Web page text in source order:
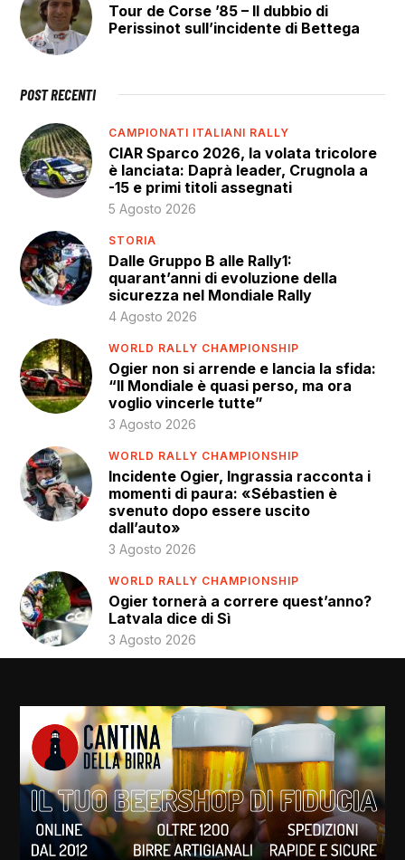
Tour de Corse ’85 – Il dubbio di
Perissinot sull’incidente di Bettega
POST RECENTI
CAMPIONATI ITALIANI RALLY
CIAR Sparco 2026, la volata tricolore
è lanciata: Daprà leader, Crugnola a
-15 e primi titoli assegnati
5 Agosto 2026
STORIA
Dalle Gruppo B alle Rally1:
quarant’anni di evoluzione della
sicurezza nel Mondiale Rally
4 Agosto 2026
WORLD RALLY CHAMPIONSHIP
Ogier non si arrende e lancia la sfida:
“Il Mondiale è quasi perso, ma ora
voglio vincerle tutte”
3 Agosto 2026
WORLD RALLY CHAMPIONSHIP
Incidente Ogier, Ingrassia racconta i
momenti di paura: «Sébastien è
svenuto dopo essere uscito
dall’auto»
3 Agosto 2026
WORLD RALLY CHAMPIONSHIP
Ogier tornerà a correre quest’anno?
Latvala dice di Sì
3 Agosto 2026